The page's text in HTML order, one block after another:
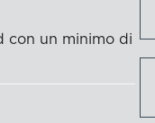
con un minimo di